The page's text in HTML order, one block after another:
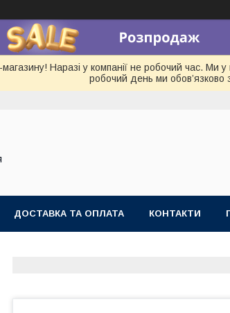
Наразі у компанії не робочий час.
робочий день ми обов’язково
ДОСТАВКА ТА ОПЛАТА КОНТАКТИ